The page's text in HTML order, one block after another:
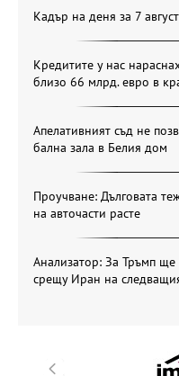
Кадър на деня за 7 август
Кредитите у нас
близо 66 млрд. евро в
Апелативният съд не
бална зала в Белия дом
Проучване: Дълговата
на авточасти расте
Анализатор: За Тръмп
срещу Иран на